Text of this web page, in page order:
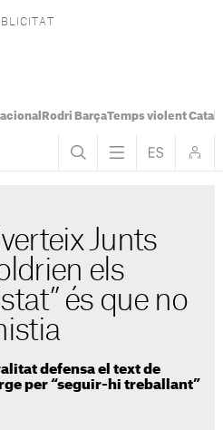
Rodri BarçaTemps violent
Junts
els
és que no
defensa el text de
per “seguir-hi treballant”